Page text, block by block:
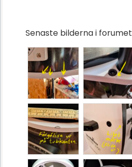
Senaste bilderna i forumet